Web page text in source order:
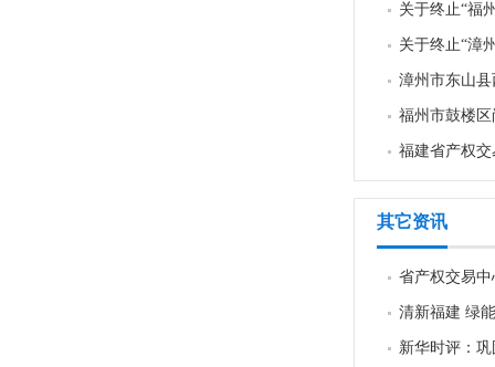
关于终止“福
关于终止“漳
漳州市东山
福州市鼓楼
福建省产权
其它资讯
省产权交易
清新福建 绿
新华时评：